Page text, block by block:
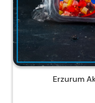
Erzurum